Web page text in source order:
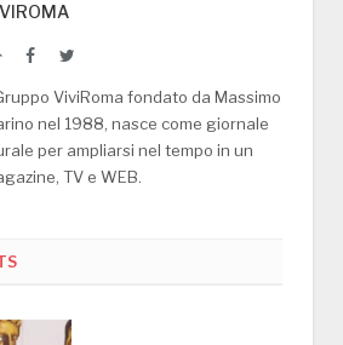
WebsiteFacebookTwitter
ViviRoma fondato da Massimo
nel 1988, nasce come giornale
per ampliarsi nel tempo in un
TV e WEB.